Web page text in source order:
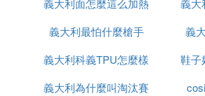
組織方為團員安排了浪漫的Verona
窗下品嘗葡萄酒；充滿藝術氣息的
米開朗琪羅的大衛雕像前駐足驚嘆
羅馬之旅，卡拉卡拉浴場、古羅馬
的古跡，做客美國大使館；以及托
叫什麼
義大利面怎麼這么加熱
義大
義大利最怕什麼槍手
義
義大利科義TPU怎麼樣
鞋子
義大利為什麼叫淘汰賽